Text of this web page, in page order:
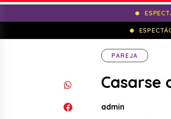
PAREJA
Casarse
admin